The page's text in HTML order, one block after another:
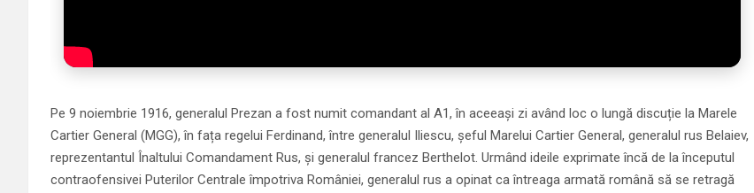
Pe 9 noiembrie 1916, generalul Prezan a fost numit comandant al A1, în aceeași zi având loc o lungă discuție la Marele
Cartier General (MGG), în fața regelui Ferdinand, între generalul Iliescu, șeful Marelui Cartier General, generalul rus Belaiev,
reprezentantul Înaltului Comandament Rus, și generalul francez Berthelot. Urmând ideile exprimate încă de la începutul
contraofensivei Puterilor Centrale împotriva României, generalul rus a opinat ca întreaga armată română să se retragă